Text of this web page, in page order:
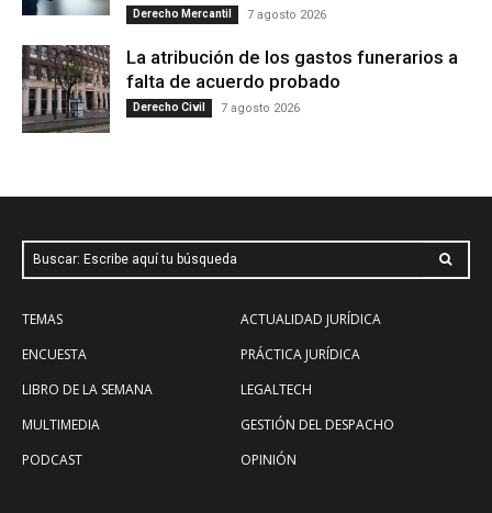
Derecho Mercantil 7 agosto 2026
La atribución de los gastos funerarios a
falta de acuerdo probado
Derecho Civil 7 agosto 2026
Buscar: Escribe aquí tu búsqueda
TEMAS
ENCUESTA
LIBRO DE LA SEMANA
MULTIMEDIA
PODCAST
ACTUALIDAD JURÍDICA
PRÁCTICA JURÍDICA
LEGALTECH
GESTIÓN DEL DESPACHO
OPINIÓN